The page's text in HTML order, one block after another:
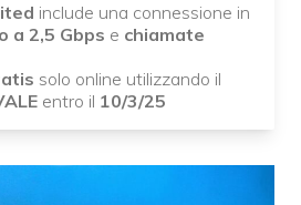
include una connessione in
a 2,5 Gbps e chiamate
solo online utilizzando il
entro il 10/3/25